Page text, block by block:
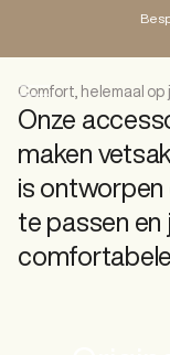
PRODUCTEN
CONFIGURATOR
MAGAZINE
Comfort, helemaal op
Onze
maken
is
te passen en